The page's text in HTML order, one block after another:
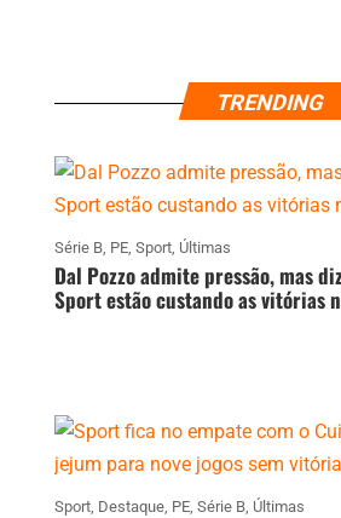
TRENDING
Série B, PE, Sport, Últimas
Dal Pozzo admite pressão, mas
Sport estão custando as vitórias
Sport, Destaque, PE, Série B, Últimas